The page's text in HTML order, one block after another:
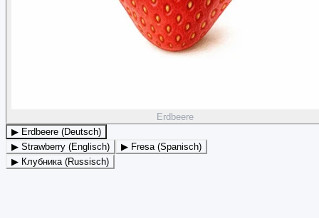
Erdbeere
▶ Erdbeere (Deutsch)
▶ Strawberry (Englisch)
▶ Fresa (Spanisch)
▶ Клубника (Russisch)